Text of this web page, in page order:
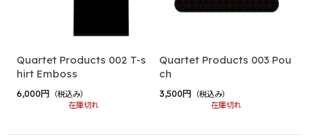
2024 winter collection
2022 birthday
ゲーム実況者カウントダウン
ゲーム実況者カウントダウン2025-2026 ”村事変”
じらいちゃん（BinTRoLL）
Quartet Products 002 T-s
hirt Emboss
6,000円 （税込み）
在庫切れ
Quartet Products 003 Pou
ch
3,500円 （税込み）
在庫切れ